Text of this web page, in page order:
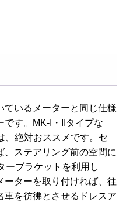
ているメーターと同じ仕様
す。MK-I・IIタイプな
、絶対おススメです。セ
、ステアリング前の空間に
ーブラケットを利用し
ーターを取り付ければ、往
車を彷彿とさせるドレスア